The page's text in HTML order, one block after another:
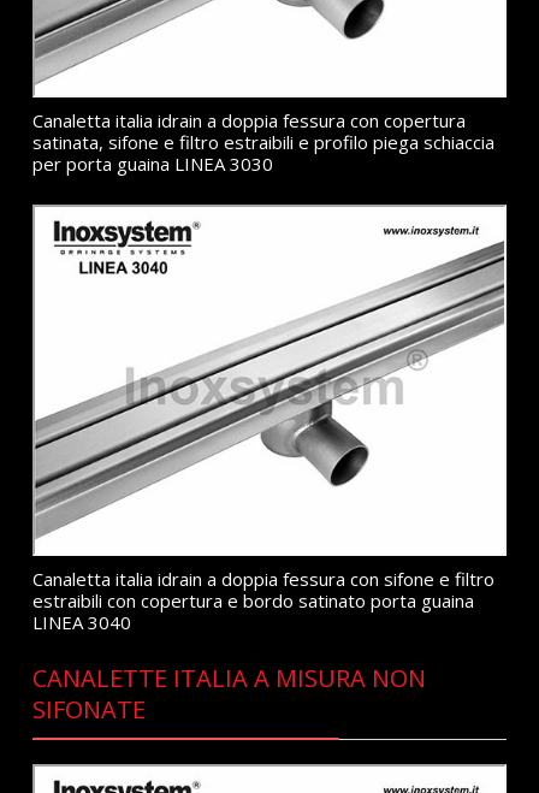
Canaletta italia idrain a doppia fessura con copertura
satinata, sifone e filtro estraibili e profilo piega schiaccia
per porta guaina LINEA 3030
Canaletta italia idrain a doppia fessura con sifone e filtro
estraibili con copertura e bordo satinato porta guaina
LINEA 3040
CANALETTE ITALIA A MISURA NON
SIFONATE